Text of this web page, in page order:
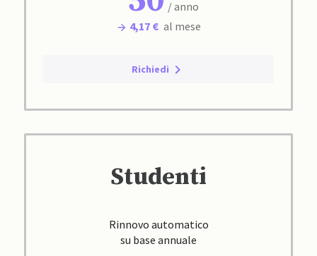
/ anno
4,17 € al mese
Richiedi
Studenti
Rinnovo automatico
su base annuale